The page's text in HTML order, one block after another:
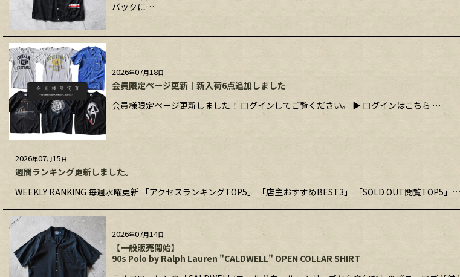
バックに…
2026年07月18日
会員限定ページ更新｜新入荷6点追加しました
会員様限定ページ更新しました！ ログインしてご覧ください。 ▶ ログインはこちら …
2026年07月15日
週間ランキング更新しました。
WEEKLY RANKING 毎週水曜更新 「アクセスランキングTOP5」 「店主おすすめBEST3」 「SOLD OUT閲覧TOP5」…
2026年07月14日
【一般販売開始】
90s Polo by Ralph Lauren "CALDWELL" OPEN COLLAR SHIRT